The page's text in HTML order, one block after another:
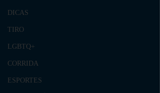
DICAS
TIRO
LGBTQ+
CORRIDA
ESPORTES